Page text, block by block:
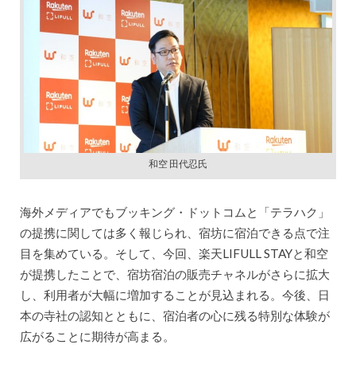
和空 田代忍氏
海外メディアでもブッキング・ドットコムと「テラハク」
の提携に関しては多く報じられ、宿坊に宿泊できる点で注
目を集めている。そして、今回、楽天LIFULL STAYと和空
が提携したことで、宿坊宿泊の販売チャネルがさらに拡大
し、利用者が大幅に増加することが見込まれる。今後、日
本の寺社の認知とともに、宿泊者の心に残る特別な体験が
広がることに期待が高まる。